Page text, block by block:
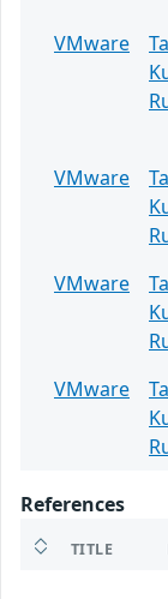
VMware
VMware
VMware
VMware
References
TITLE